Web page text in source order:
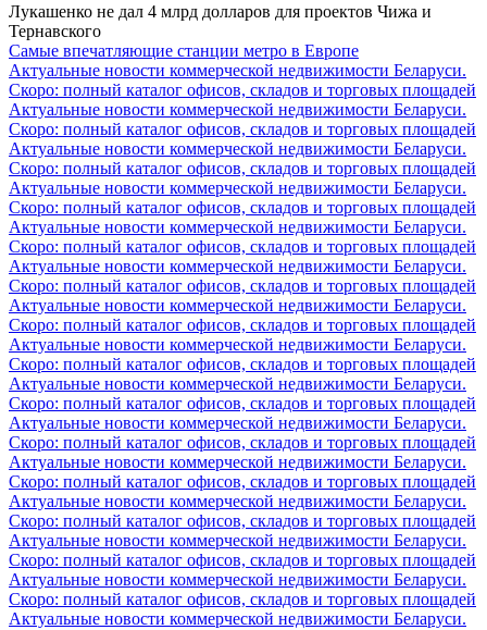
Лукашенко не дал 4 млрд долларов для проектов Чижа и
Тернавского
Самые впечатляющие станции метро в Европе
Актуальные новости коммерческой недвижимости Беларуси.
Скоро: полный каталог офисов, складов и торговых площадей
Актуальные новости коммерческой недвижимости Беларуси.
Скоро: полный каталог офисов, складов и торговых площадей
Актуальные новости коммерческой недвижимости Беларуси.
Скоро: полный каталог офисов, складов и торговых площадей
Актуальные новости коммерческой недвижимости Беларуси.
Скоро: полный каталог офисов, складов и торговых площадей
Актуальные новости коммерческой недвижимости Беларуси.
Скоро: полный каталог офисов, складов и торговых площадей
Актуальные новости коммерческой недвижимости Беларуси.
Скоро: полный каталог офисов, складов и торговых площадей
Актуальные новости коммерческой недвижимости Беларуси.
Скоро: полный каталог офисов, складов и торговых площадей
Актуальные новости коммерческой недвижимости Беларуси.
Скоро: полный каталог офисов, складов и торговых площадей
Актуальные новости коммерческой недвижимости Беларуси.
Скоро: полный каталог офисов, складов и торговых площадей
Актуальные новости коммерческой недвижимости Беларуси.
Скоро: полный каталог офисов, складов и торговых площадей
Актуальные новости коммерческой недвижимости Беларуси.
Скоро: полный каталог офисов, складов и торговых площадей
Актуальные новости коммерческой недвижимости Беларуси.
Скоро: полный каталог офисов, складов и торговых площадей
Актуальные новости коммерческой недвижимости Беларуси.
Скоро: полный каталог офисов, складов и торговых площадей
Актуальные новости коммерческой недвижимости Беларуси.
Скоро: полный каталог офисов, складов и торговых площадей
Актуальные новости коммерческой недвижимости Беларуси.